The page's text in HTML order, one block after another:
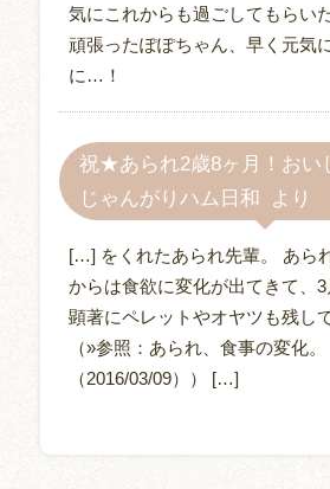
気にこれからも過ごしてもらい
頑張ったぽぽちゃん、早く元気
に…！
祝★あられ2歳8ヶ月！おい
じゃんがりハム日和
[…] をくれたあられ先輩。 あら
からは食欲に変化が出てきて、
顕著にペレットやオヤツも残し
（»参照：あられ、食事の変化。
（2016/03/09）） […]